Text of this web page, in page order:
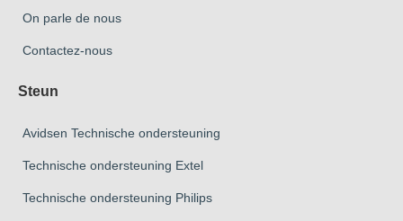
On parle de nous
Contactez-nous
Steun
Avidsen Technische ondersteuning
Technische ondersteuning Extel
Technische ondersteuning Philips